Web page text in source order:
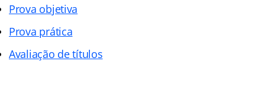
Prova objetiva
Prova prática
Avaliação de títulos